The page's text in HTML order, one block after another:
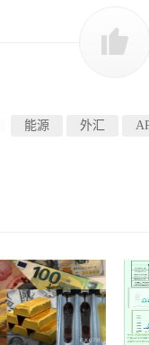
能源 外汇